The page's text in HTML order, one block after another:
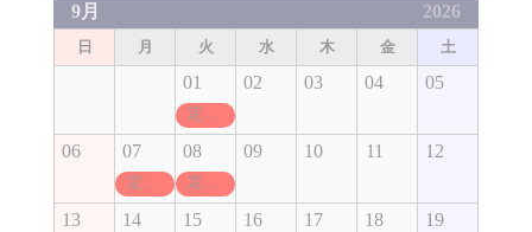
9月 2026
日 月 火 水 木 金 土
01
定休日
02 03 04 05
06 07
定休日
08
定休日
09 10 11 12
13 14 15 16 17 18 19